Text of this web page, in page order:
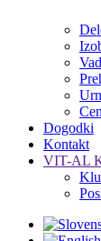
Dogodki
Kontakt
VIT-AL